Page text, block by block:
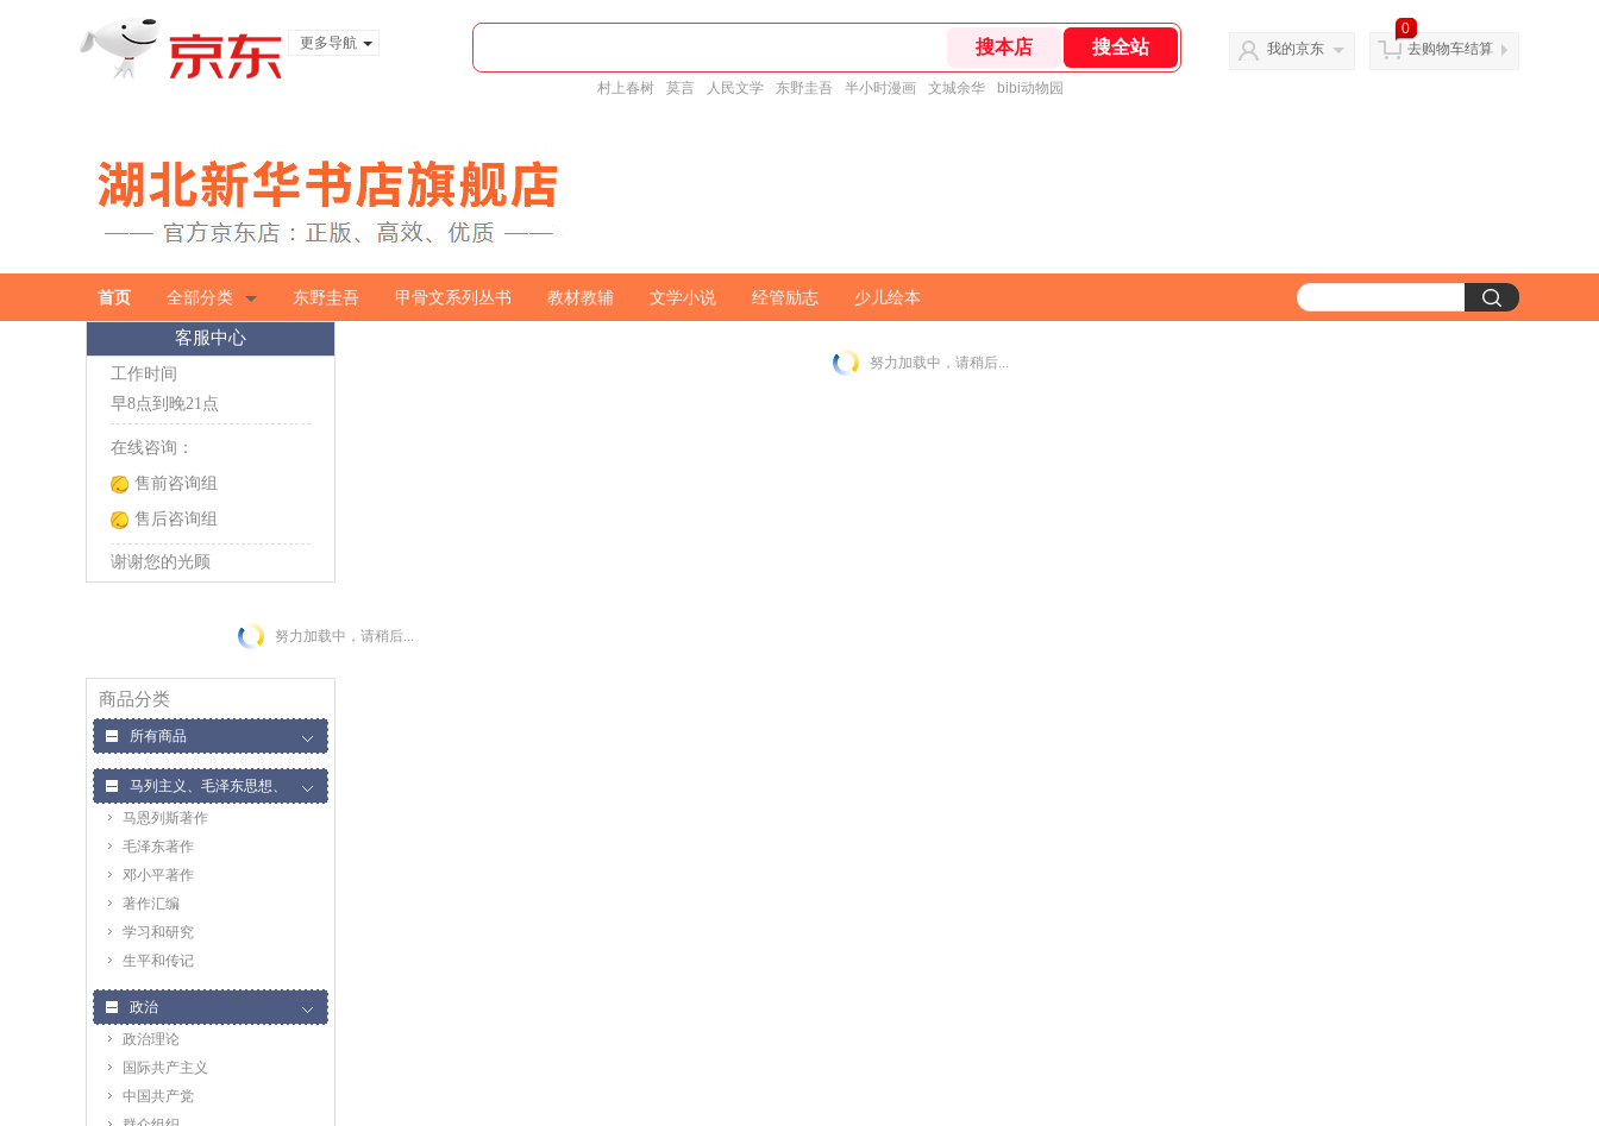
更多导航
村上春树 莫言 人民文学 东野圭吾 半小时漫画 文城余华 bibi动物园
我的京东
0
去购物车结算
首页 全部分类 东野圭吾 甲骨文系列丛书 教材教辅 文学小说 经管励志 少儿绘本
客服中心
工作时间
早8点到晚21点
在线咨询：
售前咨询组
售后咨询组
谢谢您的光顾
努力加载中，请稍后...
商品分类
所有商品
马列主义、毛泽东思想、
邓小平理论
马恩列斯著作
毛泽东著作
邓小平著作
著作汇编
学习和研究
生平和传记
政治
政治理论
国际共产主义
中国共产党
努力加载中，请稍后...